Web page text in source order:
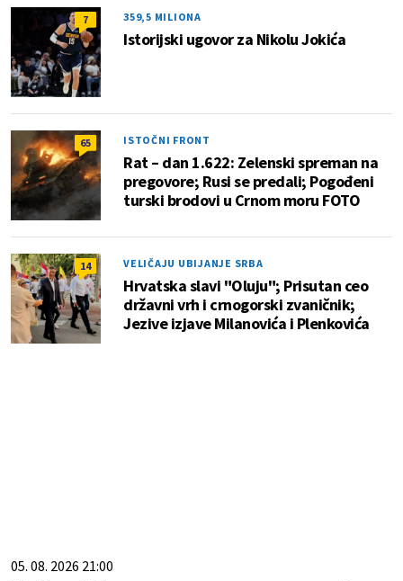
7 359,5 MILIONA
Istorijski ugovor za Nikolu Jokića
65 ISTOČNI FRONT
Rat – dan 1.622: Zelenski spreman na
pregovore; Rusi se predali; Pogođeni
turski brodovi u Crnom moru FOTO
14 VELIČAJU UBIJANJE SRBA
Hrvatska slavi "Oluju"; Prisutan ceo
državni vrh i crnogorski zvaničnik;
Jezive izjave Milanovića i Plenkovića
05. 08. 2026 21:00